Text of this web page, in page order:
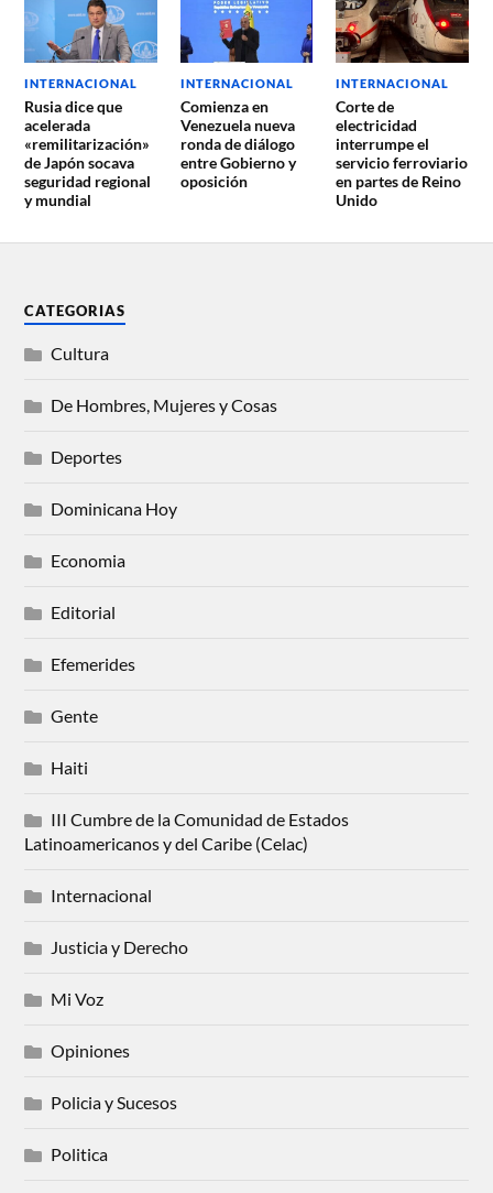
INTERNACIONAL
Rusia dice que
acelerada
«remilitarización»
de Japón socava
seguridad regional
y mundial
INTERNACIONAL
Comienza en
Venezuela nueva
ronda de diálogo
entre Gobierno y
oposición
INTERNACIONAL
Corte de
electricidad
interrumpe el
servicio ferroviario
en partes de Reino
Unido
CATEGORIAS
Cultura
De Hombres, Mujeres y Cosas
Deportes
Dominicana Hoy
Economia
Editorial
Efemerides
Gente
Haiti
III Cumbre de la Comunidad de Estados
Latinoamericanos y del Caribe (Celac)
Internacional
Justicia y Derecho
Mi Voz
Opiniones
Policia y Sucesos
Politica